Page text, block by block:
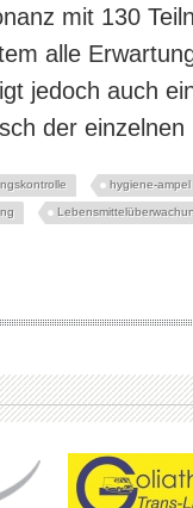
mit 130
alle
jedoch auch
der
hygiene-ampel